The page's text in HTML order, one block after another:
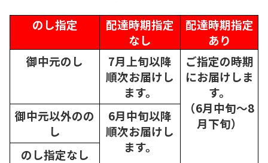
のし指定
配達時期指定
なし
配達時期指定
あり
御中元のし
7月上旬以降
順次お届けし
ます。
ご指定の時期
にお届けしま
す。
（6月中旬～8
月下旬）
御中元以外のの
し
6月中旬以降
順次お届けし
ます。
のし指定なし